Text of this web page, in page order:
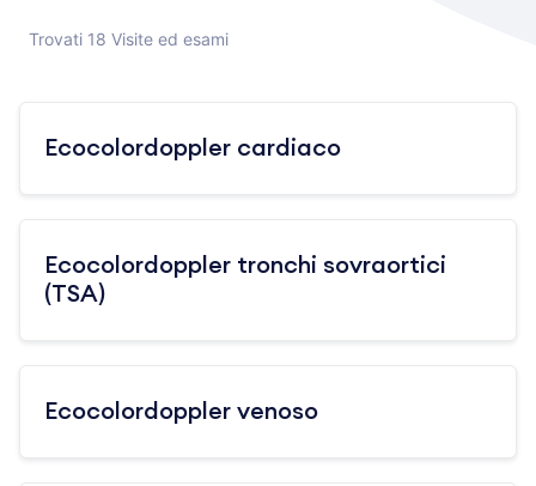
Trovati 18 Visite ed esami
Ecocolordoppler cardiaco
Ecocolordoppler tronchi sovraortici
(TSA)
Ecocolordoppler venoso